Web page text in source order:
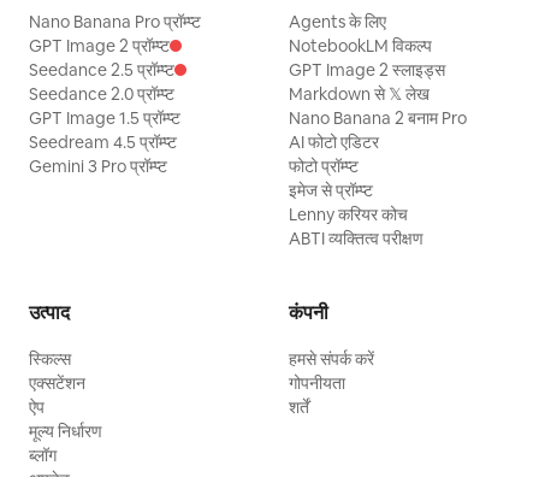
Nano Banana Pro प्रॉम्प्ट
GPT Image 2 प्रॉम्प्ट
Seedance 2.5 प्रॉम्प्ट
Seedance 2.0 प्रॉम्प्ट
GPT Image 1.5 प्रॉम्प्ट
Seedream 4.5 प्रॉम्प्ट
Gemini 3 Pro प्रॉम्प्ट
Agents के लिए
NotebookLM विकल्प
GPT Image 2 स्लाइड्स
Markdown से 𝕏 लेख
Nano Banana 2 बनाम Pro
AI फोटो एडिटर
फोटो प्रॉम्प्ट
इमेज से प्रॉम्प्ट
Lenny करियर कोच
ABTI व्यक्तित्व परीक्षण
उत्पाद
स्किल्स
एक्सटेंशन
ऐप
मूल्य निर्धारण
ब्लॉग
कंपनी
हमसे संपर्क करें
गोपनीयता
शर्तें